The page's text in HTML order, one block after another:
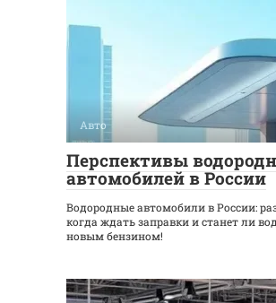
Авто
Перспективы
автомобилей в России
Водородные автомобили в России:
когда ждать заправки и станет ли
новым бензином!